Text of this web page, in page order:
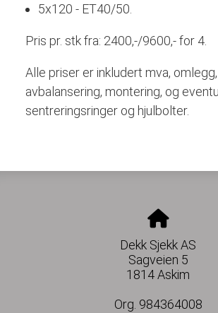
5x120 - ET40/50.
Pris pr. stk fra: 2400,-/9600,- for 4.
Alle priser er inkludert mva, omlegg,
avbalansering, montering, og
sentreringsringer og hjulbolter.
Dekk Sjekk AS
Sagveien 5
1814 Askim
Org. 984364008